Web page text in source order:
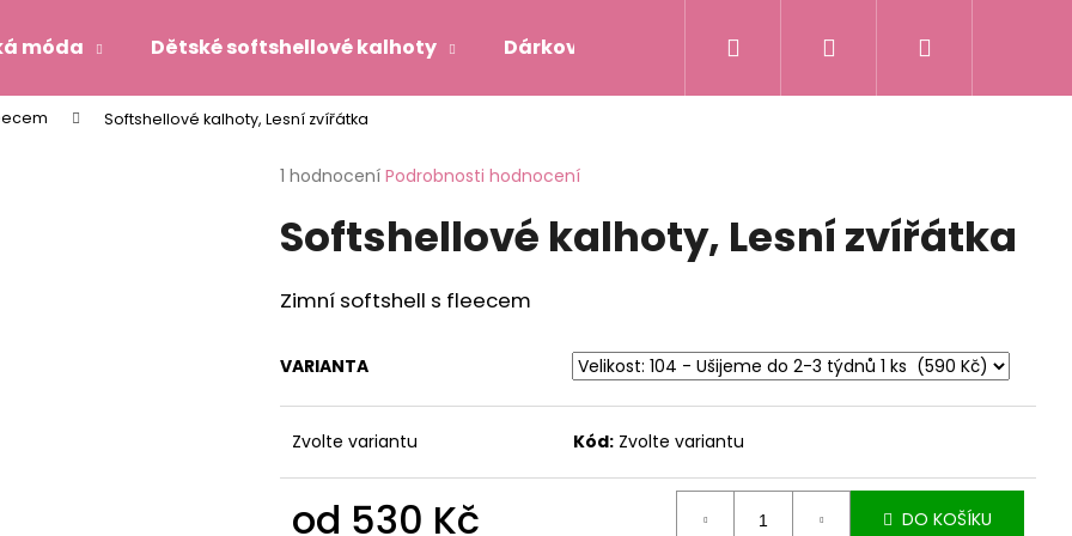
móda Dětské softshellové kalhoty Dárkové poukazy Napište nám Hodnocení
Přihlášení
Softshellové kalhoty, Lesní zvířátka
Průměrné
produktu
je
z
5
1 hodnocení Podrobnosti hodnocení
Softshellové kalhoty, Lesní zvířátka
Zimní softshell s fleecem
VARIANTA
Zvolte variantu Kód: Zvolte variantu
od 530 Kč DO KOŠÍKU
Co potřebujete najít?
HLEDAT